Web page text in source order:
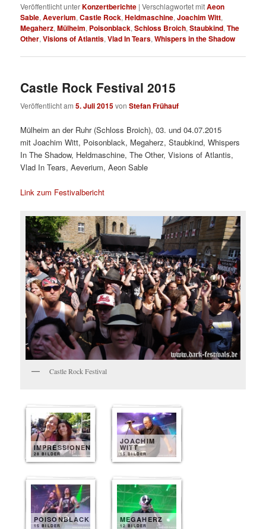
Veröffentlicht unterKonzertberichte |Verschlagwortet mitAeon
Sable,Aeverium,Castle Rock,Heldmaschine,Joachim Witt,
Megaherz,Mülheim, Poisonblack,Schloss Broich,Staubkind,The
Other,Visions of Atlantis,Vlad In Tears,Whispers in the Shadow
Castle Rock Festival 2015
Veröffentlicht am5. Juli 2015vonStefan Frühauf
Mülheim an der Ruhr (Schloss Broich), 03. und 04.07.2015
mitJoachim Witt, Poisonblack, Megaherz, Staubkind, Whispers
In The Shadow, Heldmaschine, The Other, Visions of Atlantis,
Vlad In Tears, Aeverium, Aeon Sable
Link zum Festivalbericht
Castle Rock Festival
IMPRESSIONEN
28 BILDER
JOACHIM
WITT
15 BILDER
POISONBLACK
15 BILDER
MEGAHERZ
12 BILDER